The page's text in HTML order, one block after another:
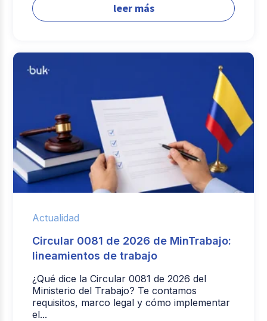
leer más
Actualidad
Circular 0081 de 2026 de MinTrabajo:
lineamientos de trabajo
¿Qué dice la Circular 0081 de 2026 del
Ministerio del Trabajo? Te contamos
requisitos, marco legal y cómo implementar
el...